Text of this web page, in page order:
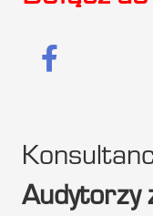
Audytorzy